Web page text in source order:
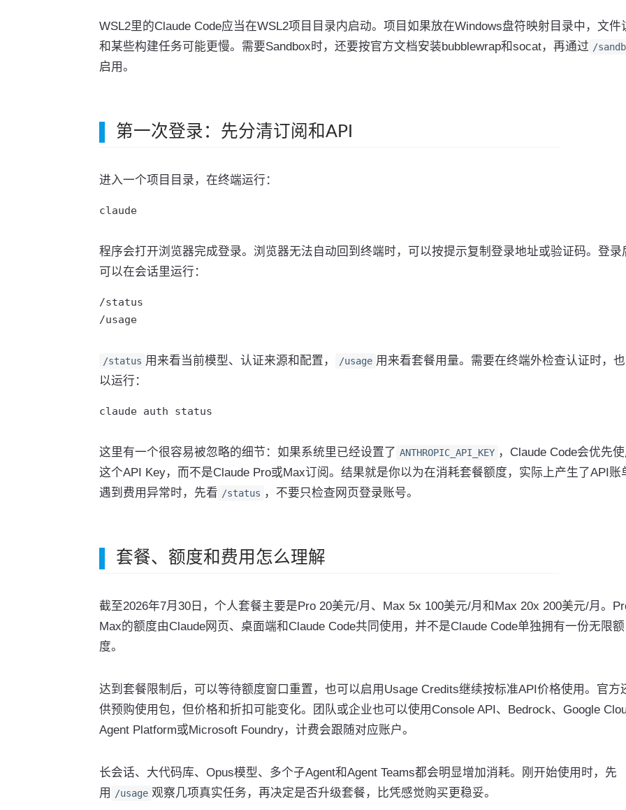
WSL2里的Claude Code应当在WSL2项目目录内启动。项目如果放在Windows盘符映射目录中，文件
和某些构建任务可能更慢。需要Sandbox时，还要按官方文档安装bubblewrap和socat，再通过 /
启用。
第一次登录：先分清订阅和API
进入一个项目目录，在终端运行：
claude
程序会打开浏览器完成登录。浏览器无法自动回到终端时，可以按提示复制登录地址或验证码。登录
可以在会话里运行：
/status
/usage
/status 用来看当前模型、认证来源和配置， /usage 用来看套餐用量。需要在终端外检查认证时，
以运行：
claude auth status
这里有一个很容易被忽略的细节：如果系统里已经设置了 ANTHROPIC_API_KEY ，Claude Code会优先使
这个API Key，而不是Claude Pro或Max订阅。结果就是你以为在消耗套餐额度，实际上产生了API账
遇到费用异常时，先看 /status ，不要只检查网页登录账号。
套餐、额度和费用怎么理解
截至2026年7月30日，个人套餐主要是Pro 20美元/月、Max 5x 100美元/月和Max 20x 200美元/月。
Max的额度由Claude网页、桌面端和Claude Code共同使用，并不是Claude Code单独拥有一份无限额
度。
达到套餐限制后，可以等待额度窗口重置，也可以启用Usage Credits继续按标准API价格使用。官方
供预购使用包，但价格和折扣可能变化。团队或企业也可以使用Console API、Bedrock、Google
Agent Platform或Microsoft Foundry，计费会跟随对应账户。
长会话、大代码库、Opus模型、多个子Agent和Agent Teams都会明显增加消耗。刚开始使用时，先
用 /usage 观察几项真实任务，再决定是否升级套餐，比凭感觉购买更稳妥。